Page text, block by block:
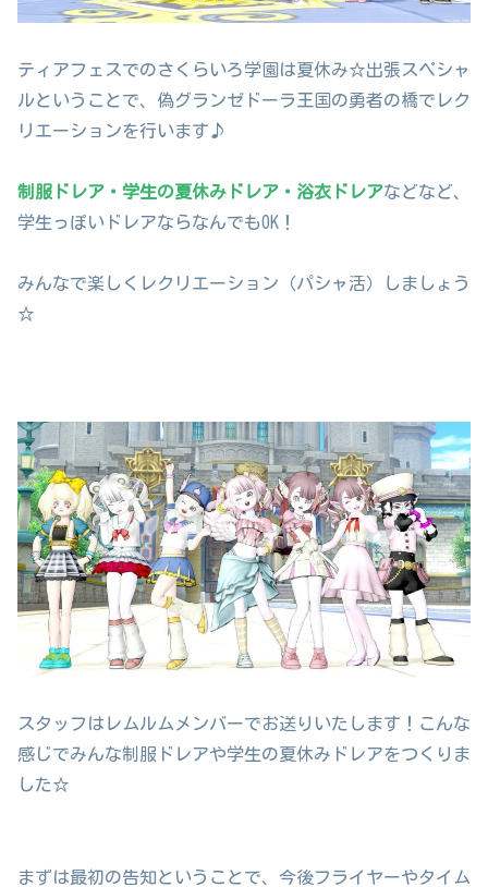
ティアフェスでのさくらいろ学園は夏休み☆出張スペシャ
ルということで、偽グランゼドーラ王国の勇者の橋でレク
リエーションを行います♪
制服ドレア・学生の夏休みドレア・浴衣ドレアなどなど、
学生っぽいドレアならなんでもOK！
みんなで楽しくレクリエーション（パシャ活）しましょう
☆
スタッフはレムルムメンバーでお送りいたします！こんな
感じでみんな制服ドレアや学生の夏休みドレアをつくりま
した☆
まずは最初の告知ということで、今後フライヤーやタイム